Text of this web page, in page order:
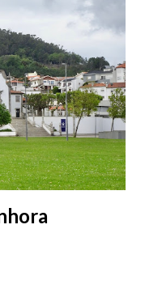
o navio Lobo
da WestSea.